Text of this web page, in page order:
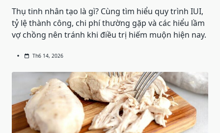
Thụ tinh nhân tạo là gì? Cùng tìm hiểu quy trình IUI,
tỷ lệ thành công, chi phí thường gặp và các hiểu lầm
vợ chồng nên tránh khi điều trị hiếm muộn hiện nay.
Th6 14, 2026